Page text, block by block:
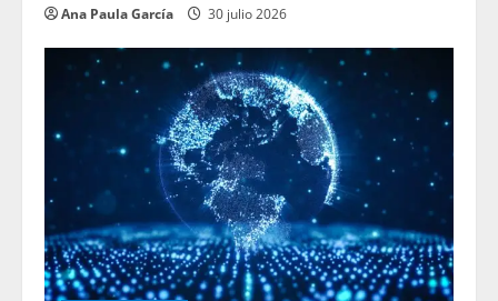
Ana Paula García 30 julio 2026